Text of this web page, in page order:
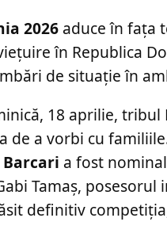
2026 aduce în fața
în Republica
de situație în
18 aprilie,
de a vorbi cu
Barcari a fost
Tamaș,
definitiv